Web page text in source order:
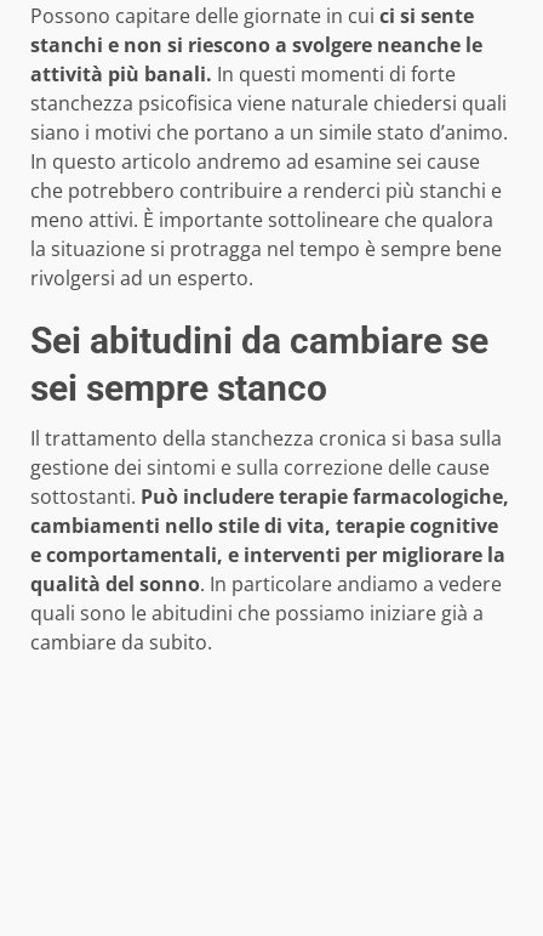
Possono capitare delle giornate in cui ci si sente
stanchi e non si riescono a svolgere neanche le
attività più banali. In questi momenti di forte
stanchezza psicofisica viene naturale chiedersi quali
siano i motivi che portano a un simile stato d’animo.
In questo articolo andremo ad esamine sei cause
che potrebbero contribuire a renderci più stanchi e
meno attivi. È importante sottolineare che qualora
la situazione si protragga nel tempo è sempre bene
rivolgersi ad un esperto.
Sei abitudini da cambiare se
sei sempre stanco
Il trattamento della stanchezza cronica si basa sulla
gestione dei sintomi e sulla correzione delle cause
sottostanti. Può includere terapie farmacologiche,
cambiamenti nello stile di vita, terapie cognitive
e comportamentali, e interventi per migliorare la
qualità del sonno. In particolare andiamo a vedere
quali sono le abitudini che possiamo iniziare già a
cambiare da subito.